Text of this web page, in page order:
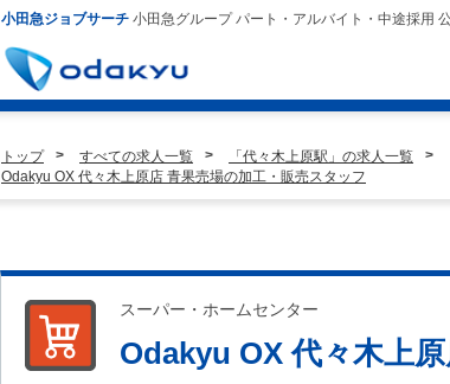
小田急ジョブサーチ 小田急グループ パート・アルバイト・中途採用
トップ すべての求人一覧
「代々木上原駅」の求人一覧
Odakyu OX 代々木上原店 青果売場の加工・販売スタッフ
スーパー・ホームセンター
Odakyu OX 代々木上